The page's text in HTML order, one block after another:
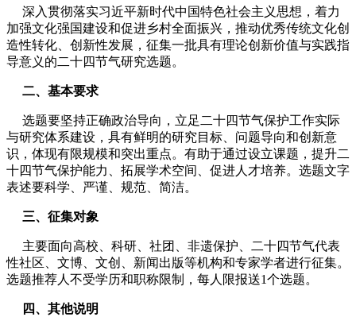
深入贯彻落实习近平新时代中国特色社会主义思想，着力
加强文化强国建设和促进乡村全面振兴，推动优秀传统文化创
造性转化、创新性发展，征集一批具有理论创新价值与实践指
导意义的二十四节气研究选题。
二、基本要求
选题要坚持正确政治导向，立足二十四节气保护工作实际
与研究体系建设，具有鲜明的研究目标、问题导向和创新意
识，体现有限规模和突出重点。有助于通过设立课题，提升二
十四节气保护能力、拓展学术空间、促进人才培养。选题文字
表述要科学、严谨、规范、简洁。
三、征集对象
主要面向高校、科研、社团、非遗保护、二十四节气代表
性社区、文博、文创、新闻出版等机构和专家学者进行征集。
选题推荐人不受学历和职称限制，每人限报送1个选题。
四、其他说明